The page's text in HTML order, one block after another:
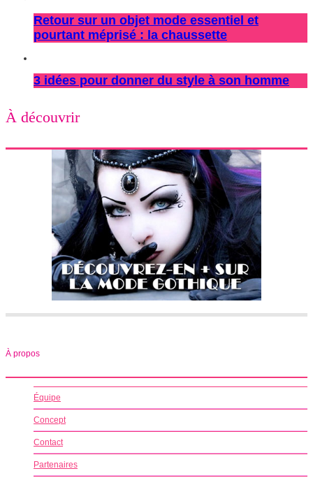
Retour sur un objet mode essentiel et
pourtant méprisé : la chaussette
3 idées pour donner du style à son homme
À découvrir
À propos
Équipe
Concept
Contact
Partenaires